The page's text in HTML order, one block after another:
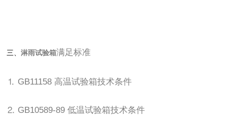
三、淋雨试验箱满足标准
⒈ GB11158 高温试验箱技术条件
⒉ GB10589-89 低温试验箱技术条件